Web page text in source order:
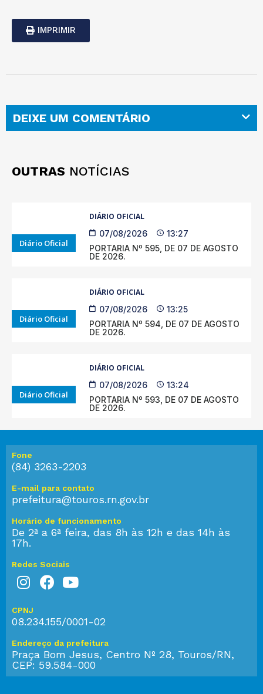
IMPRIMIR
DEIXE UM COMENTÁRIO
OUTRAS NOTÍCIAS
Diário Oficial
DIÁRIO OFICIAL
07/08/2026
13:27
PORTARIA Nº 595, DE 07 DE AGOSTO
DE 2026.
Diário Oficial
DIÁRIO OFICIAL
07/08/2026
13:25
PORTARIA Nº 594, DE 07 DE AGOSTO
DE 2026.
Diário Oficial
DIÁRIO OFICIAL
07/08/2026
13:24
PORTARIA Nº 593, DE 07 DE AGOSTO
DE 2026.
Fone
(84) 3263-2203
E-mail para contato
prefeitura@touros.rn.gov.br
Horário de funcionamento
De 2ª a 6ª feira, das 8h às 12h e das 14h às
17h.
Redes Sociais
CPNJ
08.234.155/0001-02
Endereço da prefeitura
Praça Bom Jesus, Centro Nº 28, Touros/RN,
CEP: 59.584-000